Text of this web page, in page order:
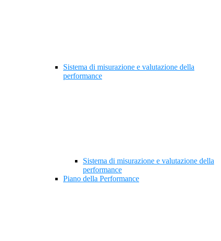
Sistema di misurazione e valutazione della
performance
Sistema di misurazione e valutazione della
performance
Piano della Performance